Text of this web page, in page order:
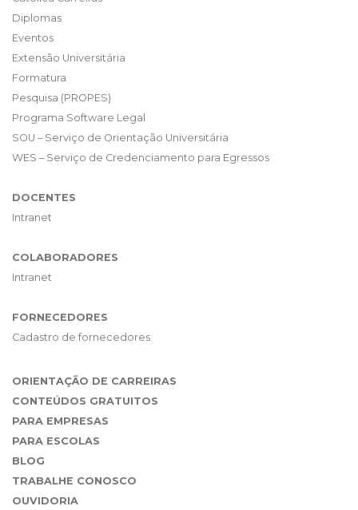
Diplomas
Eventos
Extensão Universitária
Formatura
Pesquisa (PROPES)
Programa Software Legal
SOU – Serviço de Orientação Universitária
WES – Serviço de Credenciamento para Egressos
DOCENTES
Intranet
COLABORADORES
Intranet
FORNECEDORES
Cadastro de fornecedores
ORIENTAÇÃO DE CARREIRAS
CONTEÚDOS GRATUITOS
PARA EMPRESAS
PARA ESCOLAS
BLOG
TRABALHE CONOSCO
OUVIDORIA